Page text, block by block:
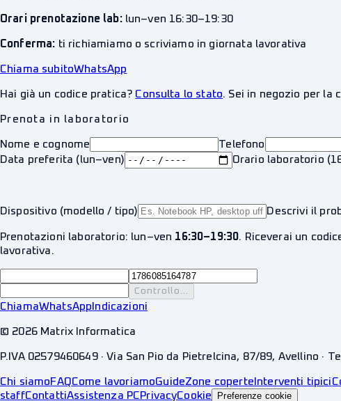
Orari prenotazione lab:lun–ven 16:30–19:30
Conferma: ti richiamiamo o scriviamo in giornata lavorativa
Chiama subitoWhatsApp
Hai già un codice pratica? Consulta lo stato. Sei in negozio per la
Prenota in laboratorio
Nome e cognome Telefono
Data preferita (lun–ven)
Orario laboratorio
Dispositivo (modello / tipo) Descrivi il
Prenotazioni laboratorio: lun–ven 16:30–19:30. Riceverai un
lavorativa.
Controllo...
ChiamaWhatsApp Indicazioni
© 2026Matrix Informatica
P.IVA 02579460649 · Via San Pio da Pietrelcina, 87/89, Avellino ·
Chi siamoFAQCome lavoriamoGuideZone coperte Interventi tipici
staffContattiAssistenza PCPrivacyCookie Preferenze cookie